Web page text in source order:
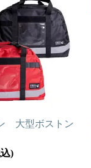
大型ボストン
)